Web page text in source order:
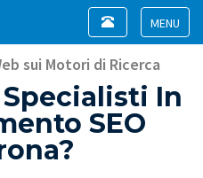
Toggle
Toggle
navigation
sui Motori di Ricerca
In
SEO